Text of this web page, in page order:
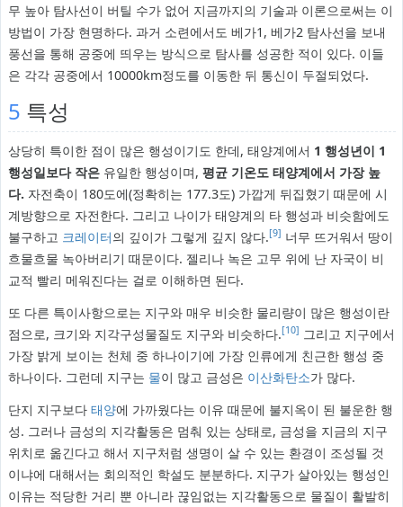
무 높아 탐사선이 버틸 수가 없어 지금까지의 기술과 이론으로써는 이
방법이 가장 현명하다. 과거 소련에서도 베가1, 베가2 탐사선을 보내
풍선을 통해 공중에 띄우는 방식으로 탐사를 성공한 적이 있다. 이들
은 각각 공중에서 10000km정도를 이동한 뒤 통신이 두절되었다.
5 특성
상당히 특이한 점이 많은 행성이기도 한데, 태양계에서 1 행성년이 1
행성일보다 작은유일한 행성이며, 평균 기온도 태양계에서 가장 높
다.자전축이 180도에(정확히는 177.3도) 가깝게 뒤집혔기 때문에 시
계방향으로 자전한다. 그리고 나이가 태양계의 타 행성과 비슷함에도
불구하고 크레이터의 깊이가 그렇게 깊지 않다.[9] 너무 뜨거워서 땅이
흐물흐물 녹아버리기 때문이다. 젤리나 녹은 고무 위에 난 자국이 비
교적 빨리 메워진다는 걸로 이해하면 된다.
또 다른 특이사항으로는 지구와 매우 비슷한 물리량이 많은 행성이란
점으로, 크기와 지각구성물질도 지구와 비슷하다.[10] 그리고 지구에서
가장 밝게 보이는 천체 중 하나이기에 가장 인류에게 친근한 행성 중
하나이다. 그런데 지구는 물이 많고 금성은 이산화탄소가 많다.
단지 지구보다 태양에 가까웠다는 이유 때문에 불지옥이 된 불운한 행
성. 그러나 금성의 지각활동은 멈춰 있는 상태로, 금성을 지금의 지구
위치로 옮긴다고 해서 지구처럼 생명이 살 수 있는 환경이 조성될 것
이냐에 대해서는 회의적인 학설도 분분하다. 지구가 살아있는 행성인
이유는 적당한 거리 뿐 아니라 끊임없는 지각활동으로 물질이 활발히